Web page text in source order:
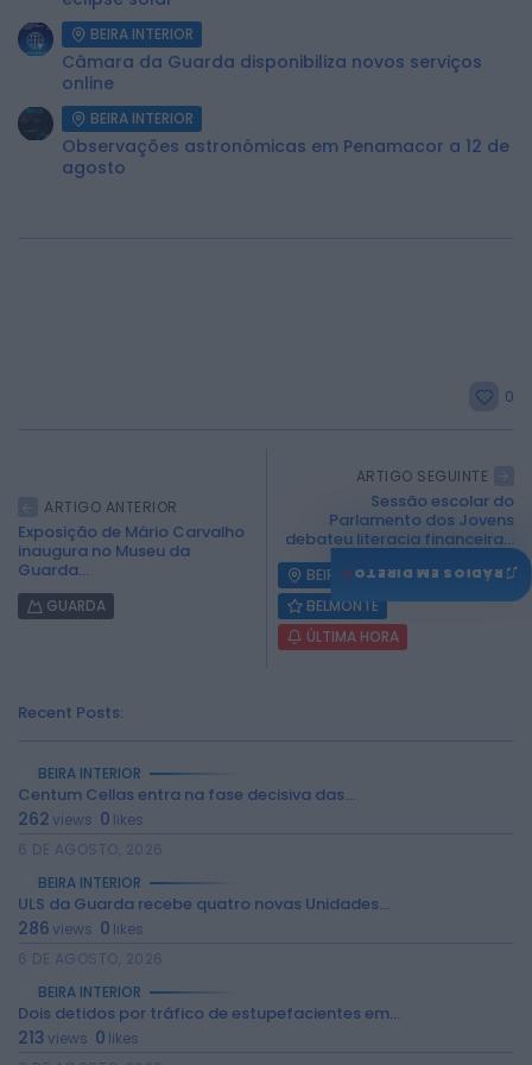
BEIRA INTERIOR
Câmara da Guarda disponibiliza novos serviços
online
BEIRA INTERIOR
Observações astronómicas em Penamacor a 12 de
agosto
0
ARTIGO ANTERIOR
Exposição de Mário Carvalho
inaugura no Museu da
Guarda...
GUARDA
ARTIGO SEGUINTE
Sessão escolar do
Parlamento dos Jovens
debateu literacia financeira...
BEIRA INTERIOR
BELMONTE
ÚLTIMA HORA
Recent Posts:
BEIRA INTERIOR
Centum Cellas entra na fase decisiva das...
262views 0 likes
6 DE AGOSTO, 2026
BEIRA INTERIOR
ULS da Guarda recebe quatro novas Unidades...
286views 0 likes
6 DE AGOSTO, 2026
BEIRA INTERIOR
Dois detidos por tráfico de estupefacientes em...
213views 0 likes
♫
RÁDIOS EM DIRETO